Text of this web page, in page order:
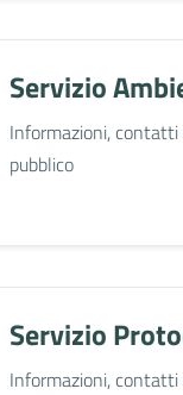
Servizio
Informazioni,
pubblico
Servizio
Informazioni,